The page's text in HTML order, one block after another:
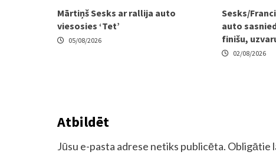
Mārtiņš Sesks ar rallija auto
viesosies ‘Tet’
05/08/2026
Sesks/
auto
finišu,
02/08/2026
Atbildēt
Jūsu e-pasta adrese netiks publicēta. Obligātie